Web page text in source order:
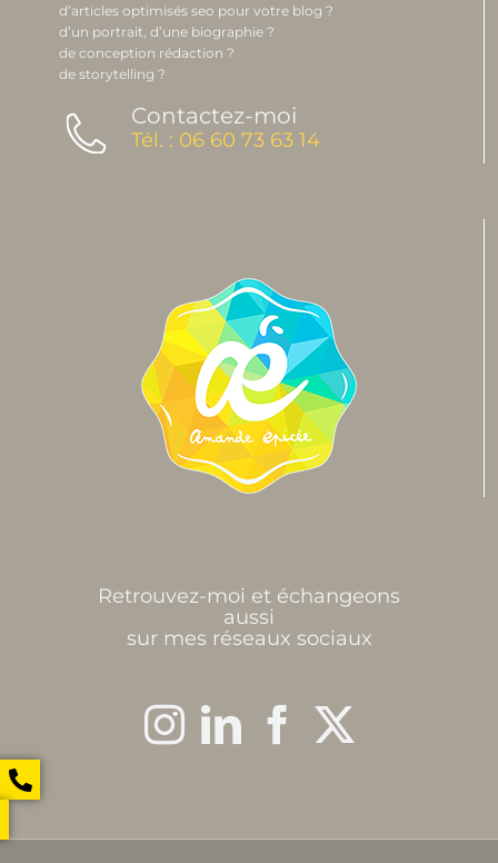
d’articles optimisés seo pour votre blog ?
d’un portrait, d’une biographie ?
de conception rédaction ?
de storytelling ?
Contactez-moi
Tél. : 06 60 73 63 14
Retrouvez-moi et échangeons
aussi
sur mes réseaux sociaux